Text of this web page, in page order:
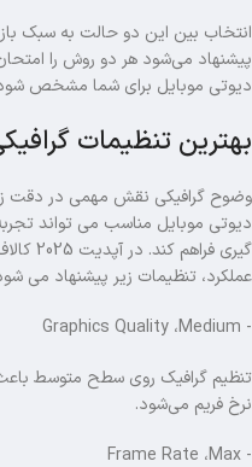
انتخاب بین این دو حالت به سبک
پیشنهاد می‌شود هر دو روش را
دیوتی موبایل برای شما مشخص
بهترین تنظیمات
وضوح گرافیکی نقش مهمی در دقت
دیوتی موبایل مناسب می تواند
گیری
عملکرد، تنظیمات زیر پیشنهاد می
- Graphics Quality ،Medium
تنظیم گرافیک روی سطح متوسط
نرخ فریم می‌شود.
- Frame Rate ،Max